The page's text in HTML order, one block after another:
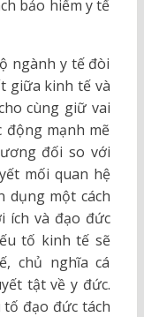
bảo hiểm y tế
ngành y tế đòi
giữa kinh tế và
cùng giữ vai
động mạnh mẽ
đối so với
mối quan hệ
dụng một cách
ích và đạo đức
tố kinh tế sẽ
chủ nghĩa cá
tật về y đức.
đạo đức tách